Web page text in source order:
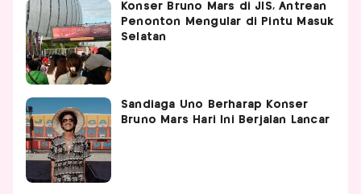
Konser Bruno Mars di JIS, Antrean
Penonton Mengular di Pintu Masuk
Selatan
Sandiaga Uno Berharap Konser
Bruno Mars Hari Ini Berjalan Lancar